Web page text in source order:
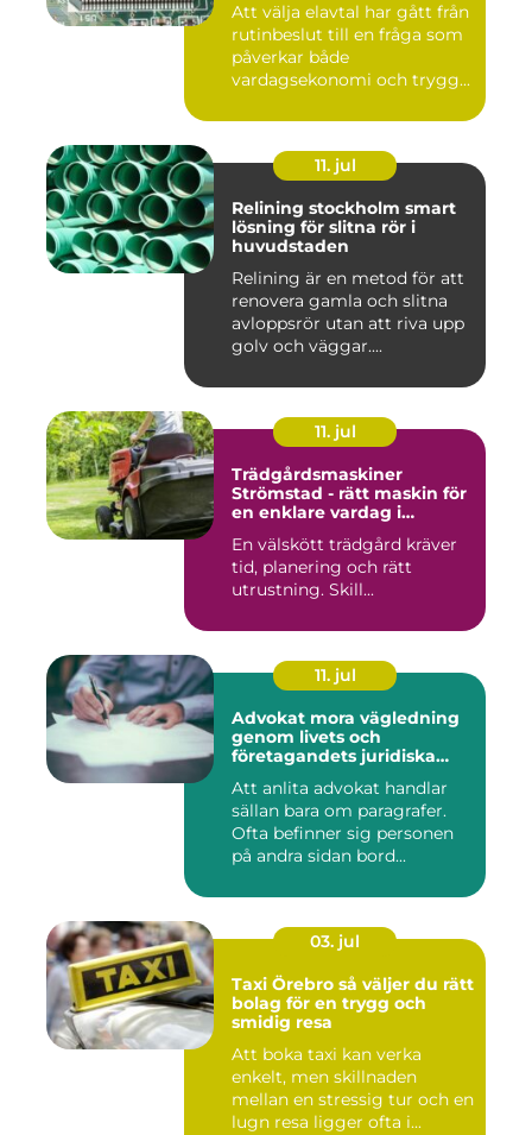
Att välja elavtal har gått från
rutinbeslut till en fråga som
påverkar både
vardagsekonomi och trygg...
11. jul
Relining stockholm smart
lösning för slitna rör i
huvudstaden
Relining är en metod för att
renovera gamla och slitna
avloppsrör utan att riva upp
golv och väggar....
11. jul
Trädgårdsmaskiner
Strömstad - rätt maskin för
en enklare vardag i
En välskött trädgård kräver
tid, planering och rätt
utrustning. Skill...
11. jul
Advokat mora vägledning
genom livets och
företagandets juridiska
Att anlita advokat handlar
sällan bara om paragrafer.
Ofta befinner sig personen
på andra sidan bord...
03. jul
Taxi Örebro så väljer du rätt
bolag för en trygg och
smidig resa
Att boka taxi kan verka
enkelt, men skillnaden
mellan en stressig tur och en
lugn resa ligger ofta i...